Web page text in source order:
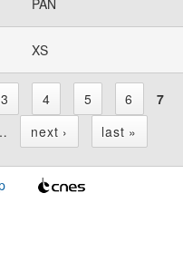
XS
3 4 5 6
7
next › last »